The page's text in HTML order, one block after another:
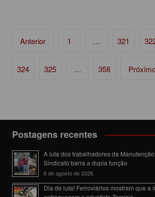
Navegação
posts
Anterior 1 … 321
324 325 … 358
Postagens recentes
A luta dos trabalhadores da
Sindicato barra a dupla função
6 de agosto de 2026
Dia de luta! Ferroviários mostram que a